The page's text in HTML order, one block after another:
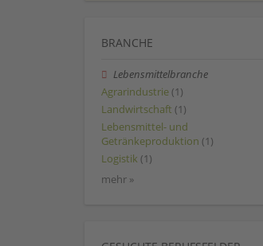
BRANCHE
Lebensmittelbranche
Agrarindustrie (1)
Landwirtschaft (1)
Lebensmittel- und
Getränkeproduktion (1)
Logistik (1)
mehr »